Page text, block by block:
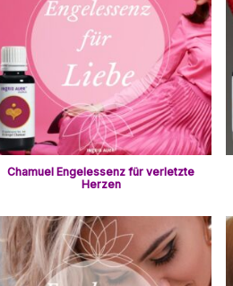
Chamuel Engelessenz für verletzte
Herzen